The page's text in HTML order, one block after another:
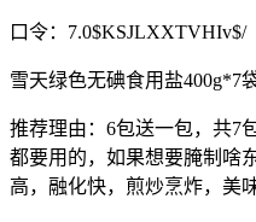
口令：7.0$KSJLXXTVHIv$/
雪天绿色无碘食用盐400g*7
推荐理由：6包送一包，共7
都要用的，如果想要腌制啥
高，融化快，煎炒烹炸，美